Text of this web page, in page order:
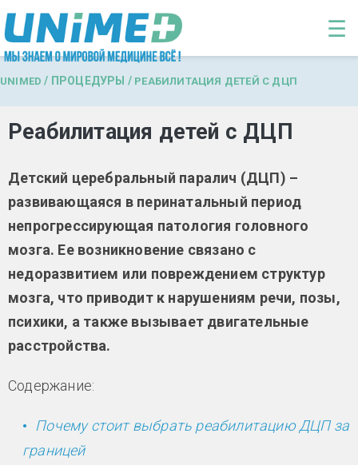
Перейти к основному содержанию
☰
UNIMED / ПРОЦЕДУРЫ / РЕАБИЛИТАЦИЯ ДЕТЕЙ С ДЦП
Реабилитация детей с ДЦП
Детский церебральный паралич (ДЦП) –
развивающаяся в перинатальный период
непрогрессирующая патология головного
мозга. Ее возникновение связано с
недоразвитием или повреждением структур
мозга, что приводит к нарушениям речи, позы,
психики, а также вызывает двигательные
расстройства.
Содержание:
Почему стоит выбрать реабилитацию ДЦП за
границей